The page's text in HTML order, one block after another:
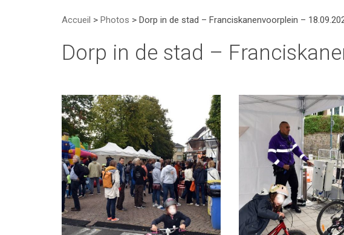
Accueil > Photos > Dorp in de stad – Franciskanenvoorplein –
Dorp in de stad –